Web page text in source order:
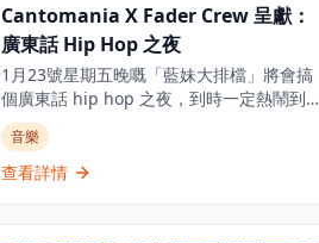
Cantomania X Fader Crew 呈獻：
廣東話 Hip Hop 之夜
1月23號星期五晚嘅「藍妹大排檔」將會搞
個廣東話 hip hop 之夜，到時一定熱鬧到
爆！當晚7點開始，一隊隊本地 hip hop DJ
輪流轟炸，播盡全港最正嘅廣東 rap、R&B
同 hip hop 音樂。 呢個為時3小時嘅活動只
音樂
查看詳情